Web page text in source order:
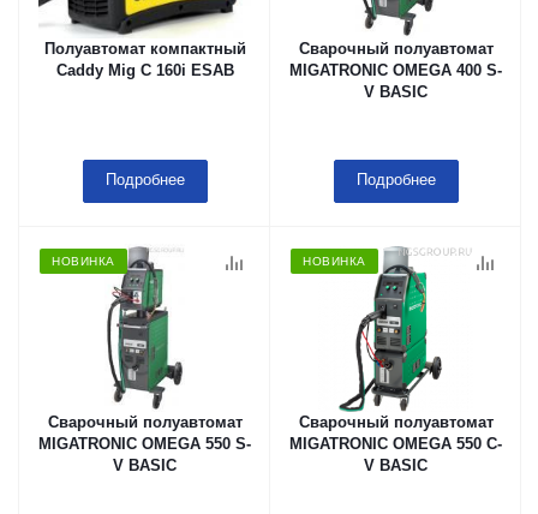
Полуавтомат компактный
Caddy Mig С 160i ESAB
Подробнее
Сварочный полуавтомат
MIGATRONIC OMEGA 400 S-
V BASIC
Подробнее
НОВИНКА
Сварочный полуавтомат
MIGATRONIC OMEGA 550 S-
V BASIC
НОВИНКА
Сварочный полуавтомат
MIGATRONIC OMEGA 550 C-
V BASIC